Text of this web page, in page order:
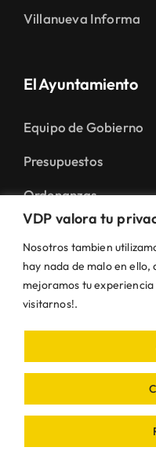
VDP valora tu
Nosotros tambien
hay nada de malo en
mejoramos tu
visitarnos!.
Villanueva Informa
El Ayuntamiento
Equipo de Gobierno
Presupuestos
Ordenanzas
Plenos
Trámites
Padrón
Urbanismo
Otros